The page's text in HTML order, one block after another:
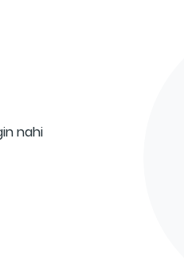
nahi